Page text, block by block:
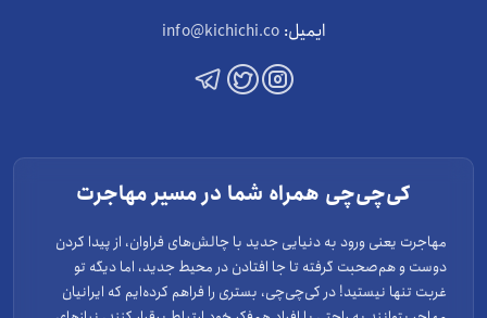
ایمیل: info@kichichi.co
کی‌چی‌چی همراه شما در مسیر مهاجرت
مهاجرت یعنی ورود به دنیایی جدید با چالش‌های فراوان، از پیدا کردن
دوست و هم‌صحبت گرفته تا جا افتادن در محیط جدید، اما دیگه تو
غربت تنها نیستید! در کی‌چی‌چی، بستری را فراهم کرده‌ایم که ایرانیان